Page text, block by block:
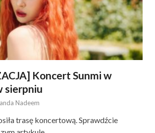
Koncert Sunmi w
sierpniu
Nadeem
trasę koncertową. Sprawdźcie